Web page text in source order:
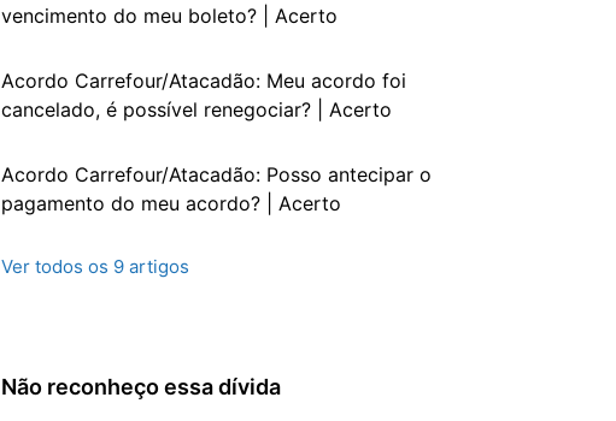
vencimento do meu boleto? | Acerto
Acordo Carrefour/Atacadão: Meu acordo foi
cancelado, é possível renegociar? | Acerto
Acordo Carrefour/Atacadão: Posso antecipar o
pagamento do meu acordo? | Acerto
Ver todos os 9 artigos
Não reconheço essa dívida